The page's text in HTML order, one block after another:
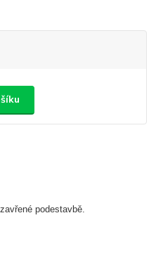
podestavbě.